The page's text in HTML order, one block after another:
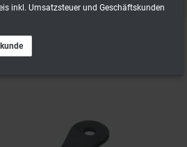
inkl. Umsatzsteuer und Geschäftskunden